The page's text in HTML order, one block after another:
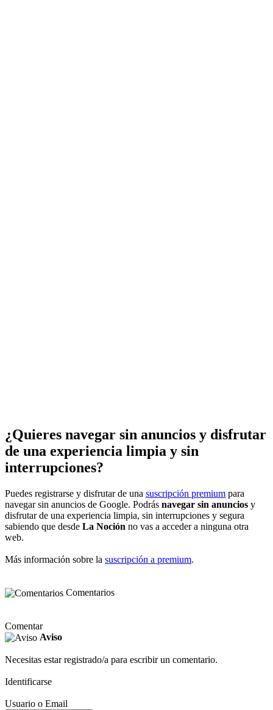
¿Quieres navegar sin anuncios y disfrutar
de una experiencia limpia y sin
interrupciones?
Puedes registrarse y disfrutar de una suscripción premium para
navegar sin anuncios de Google. Podrás navegar sin anuncios y
disfrutar de una experiencia limpia, sin interrupciones y segura
sabiendo que desde La Noción no vas a acceder a ninguna otra
web.
Más información sobre la suscripción a premium.
Comentarios
Comentar
Aviso
Necesitas estar registrado/a para escribir un comentario.
Identificarse
Usuario o Email